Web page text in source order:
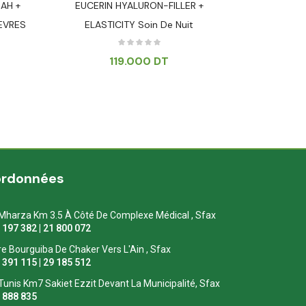
+
EUCERIN HYALURON-FILLER +
ELASTICITY Soin De Nuit
119.000 DT
Km 3.5 À Côté De Complexe Médical , Sfax
382 | 21 800 072
Bourguiba De Chaker Vers L'Ain , Sfax
115 | 29 185 512
Km7 Sakiet Ezzit Devant La Municipalité, Sfax
835